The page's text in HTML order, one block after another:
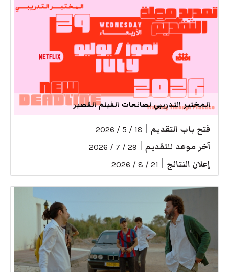
المختبر التدريبي لصانعات الفيلم القصير
فتح باب التقديم 18 / 5 / 2026
آخر موعد للتقديم 29 / 7 / 2026
إعلان النتائج 21 / 8 / 2026